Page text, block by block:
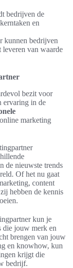
bedrijven de
en
kunnen bedrijven
van waarde
bezit voor
ervaring in de
marketing
de nieuwste trends
Of het nu gaat
content
hebben de kennis
kun je
die jouw merk en
brengen van jouw
en knowhow, kun
krijgt die
bedrijf.